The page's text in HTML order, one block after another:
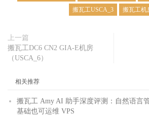
搬瓦工USCA_3
搬瓦工机
上一篇
搬瓦工DC6 CN2 GIA-E机房
（USCA_6）
相关推荐
搬瓦工 Amy AI 助手深度评测：自然语言
基础也可运维 VPS